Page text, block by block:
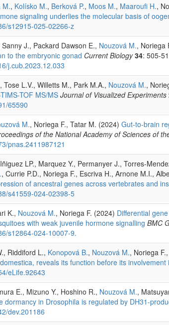
M., Kolísko M., Berková P., Moos M., Maaroufi H.,
signaling underlies the molecular basis of
s12915-025-02266-z
J., Packard Dawson E., Nouzová M., Noriega
to the embryonic gonad Current Biology 34: 505-
j.cub.2023.12.033
Tose L.V., Willetts M., Park M.A., Nouzová M.,
TOF MS/MSJournal of Visualized Experiments
65590
M., Noriega F., Tatar M. (2024) Gut-to-brain
of the National Academy of Sciences of
pnas.2411987121
LP., Marquez Y., Permanyer J., Torres-
, Currie P.D., Noriega F., Escriva H., Arnone M.I.,
of ancestral genes across vertebrates and
s41559-024-02398-5
K., Nouzová M., Noriega F. (2024) Differential
with weak juvenile hormone signalling BMC
s12864-024-10007-9.
Riddiford L., Konopová B., Nouzová M., Noriega
reveals its function before its
eLife.92643
E., Mizuno Y., Hoshino R., Nouzová M.,
dormancy in Drosophila is regulated by DH31-
dev.201186